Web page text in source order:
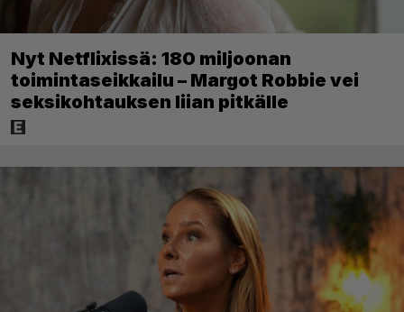
Nyt Netflixissä: 180 miljoonan
toimintaseikkailu – Margot Robbie vei
seksikohtauksen liian pitkälle